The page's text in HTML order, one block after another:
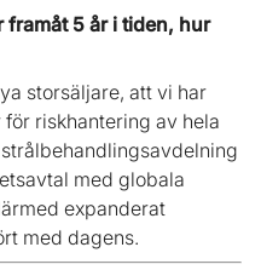
5 år i tiden, hur
storsäljare, att vi har
riskhantering av hela
med globala
expanderat
med dagens.